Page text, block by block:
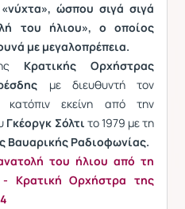
ώσπου σιγά σιγά
του ήλιου», ο οποίος
με μεγαλοπρέπεια.
Κρατικής Ορχήστρας
με διευθυντή τον
κατόπιν εκείνη από την
Γκέοργκ Σόλτι το 1979 με τη
Βαυαρικής Ραδιοφωνίας.
του ήλιου από τη
Κρατική Ορχήστρα της